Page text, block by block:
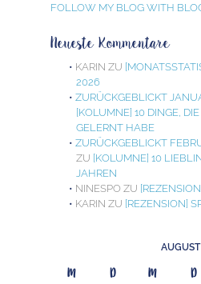
FOLLOW MY BLOG WITH
Neueste Kommentare
KARIN ZU
2026
ZURÜCKGEBLICKT
[KOLUMNE] 10 DINGE,
GELERNT HABE
ZURÜCKGEBLICKT
ZU [KOLUMNE] 10
JAHREN
NINESPO ZU
KARIN ZU [REZENSION]
M D M D